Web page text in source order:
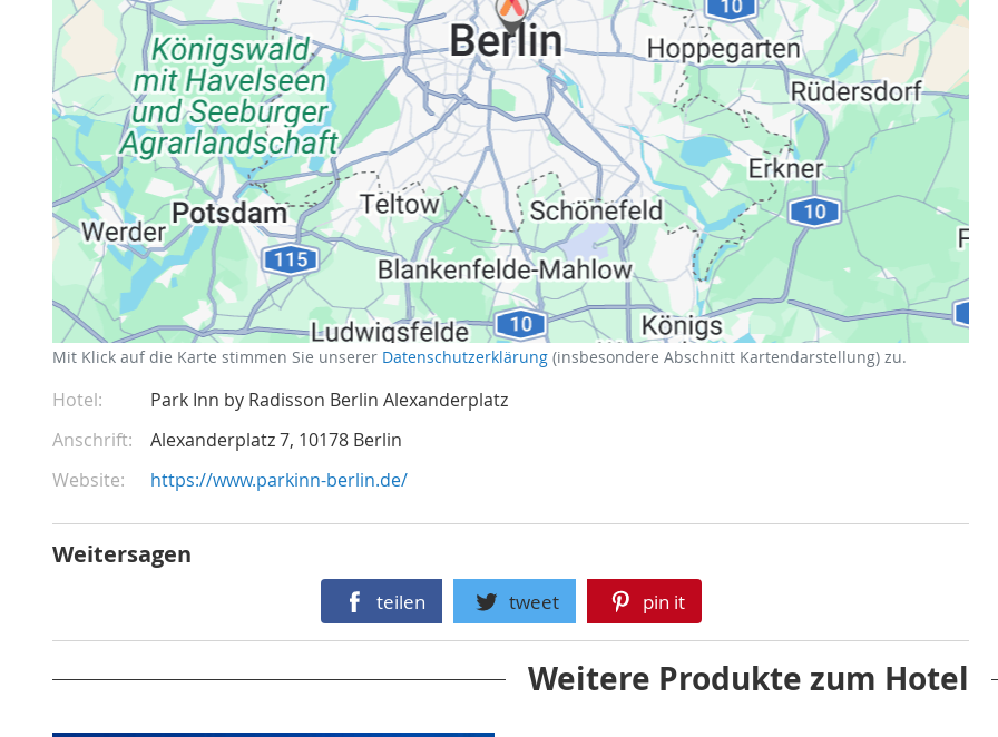
Datenschutzerklärung
Mit Klick auf die Karte stimmen Sie unserer Datenschutzerklärung (insbesondere Abschnitt Kartendarstellung) zu.
Hotel
Park Inn by Radisson Berlin Alexanderplatz
Anschrift
Alexanderplatz 7 10178 Berlin
Website
https://www.parkinn-berlin.de/
Weitersagen
teilen tweet pin it
Weitere Produkte zum Hotel